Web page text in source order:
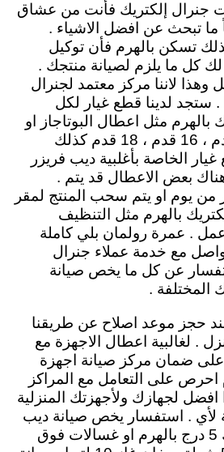
جنرال إلكتريك فأنت من عشاق
ما تبحث عن افضل الاشياء .
تسكن بالهرم فأن توكيل
كل ما يلزم لصيانة منتجك .
لاننا مركز معتمد لجنرال
. ستجد لدينا قطع غيار لكل
بالهرم مثل اعطال البوتاجاز او
اعطال ثلاجات 14 قدم ، 16 قدم ، 18 قدم كذلك
الخاصة بأغلبية ديب فريزر
بعض الاعطال قد يتم .
من يوم او يتم سحب المنتج لمقر
بالهرم مثل التنظيف
عمل . عمرة رولمان بلي كاملة
مع خدمة عملاء جنرال
عن كل ما يخص صيانة
المختلفة .
عند حجز موعد اصلاح عن طريقنا
. لغالبية اعطال الاجهزة مع
ضمان مركز صيانة اجهزة
احرص على التعامل مع المراكز
افضل لجهازك ولأجهزتك المنزلية
لأي . استفسار يخص صيانة ديب
فريزر جنرال إلكتريك 5 درج بالهرم او غسالات فوق